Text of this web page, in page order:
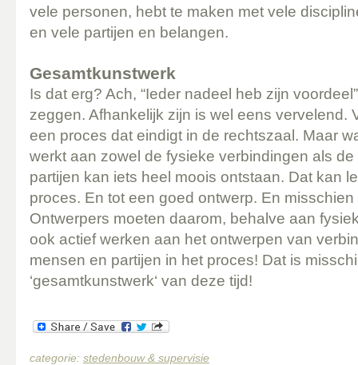
vele personen, hebt te maken met vele
en vele partijen en belangen.
Gesamtkunstwerk
Is dat erg? Ach, “Ieder nadeel heb zijn
zeggen. Afhankelijk zijn is wel eens vervelend.
een proces dat eindigt in de rechtszaal. Maar
werkt aan zowel de fysieke verbindingen als
partijen kan iets heel moois ontstaan. Dat kan
proces. En tot een goed ontwerp. En
Ontwerpers moeten daarom, behalve aan
ook actief werken aan het ontwerpen van
mensen en partijen in het proces! Dat is
‘gesamtkunstwerk‘ van deze tijd!
categorie: stedenbouw & supervisie